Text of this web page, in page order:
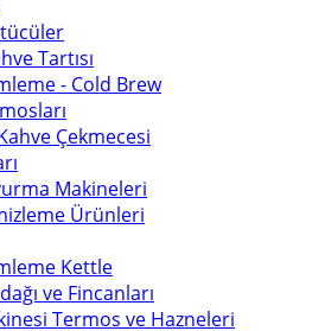
Tartısı
- Cold Brew
Çekmecesi
Makineleri
Ürünleri
Kettle
ve Fincanları
Termos ve Hazneleri